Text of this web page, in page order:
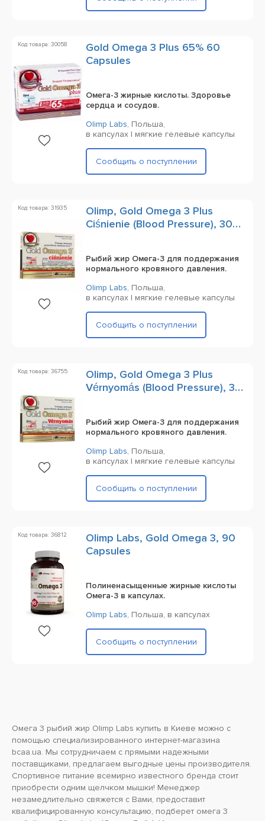
Код товара: 30058
Gold Omega 3 Plus 65% 60
Capsules
Омега-3 жирные кислоты. Здоровье
сердца и сосудов.
Olimp Labs, Польша,
в капсулах | мягкие гелевые капсулы
Сообщить о поступлении
Код товара: 31935
Olimp, Gold Omega 3 Plus
Ciśnienie (Blood Pressure), 30
Рыбий жир Омега-3 для поддержания
нормального кровяного давления.
Olimp Labs, Польша,
в капсулах | мягкие гелевые капсулы
Сообщить о поступлении
Код товара: 36755
Olimp, Gold Omega 3 Plus
Vérnyomás (Blood Pressure), 30
Рыбий жир Омега-3 для поддержания
нормального кровяного давления.
Olimp Labs, Польша,
в капсулах | мягкие гелевые капсулы
Сообщить о поступлении
Код товара: 36812
Olimp Labs, Gold Omega 3, 90
Capsules
Полиненасыщенные жирные кислоты
Омега-3 в капсулах.
Olimp Labs, Польша, в капсулах
Сообщить о поступлении
Омега 3 рыбий жир Olimp Labs купить в Киеве можно с
помощью специализированного интернет-магазина
bcaa.ua. Мы сотрудничаем с прямыми надежными
поставщиками, предлагаем выгодные цены производителя.
Спортивное питание всемирно известного бренда стоит
приобрести одним щелчком мышки! Менеджер
незамедлительно свяжется с Вами, предоставит
квалифицированную консультацию, подберет омега 3